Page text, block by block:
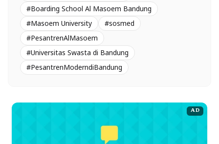
#Boarding School Al Masoem Bandung
#Masoem University
#sosmed
#PesantrenAlMasoem
#Universitas Swasta di Bandung
#PesantrenModerndiBandung
AD